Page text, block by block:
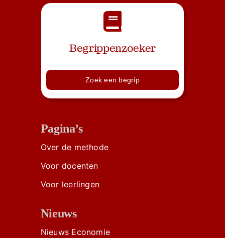
Begrippenzoeker
Zoek een begrip
Pagina’s
Over de methode
Voor docenten
Voor leerlingen
Nieuws
Nieuws Economie